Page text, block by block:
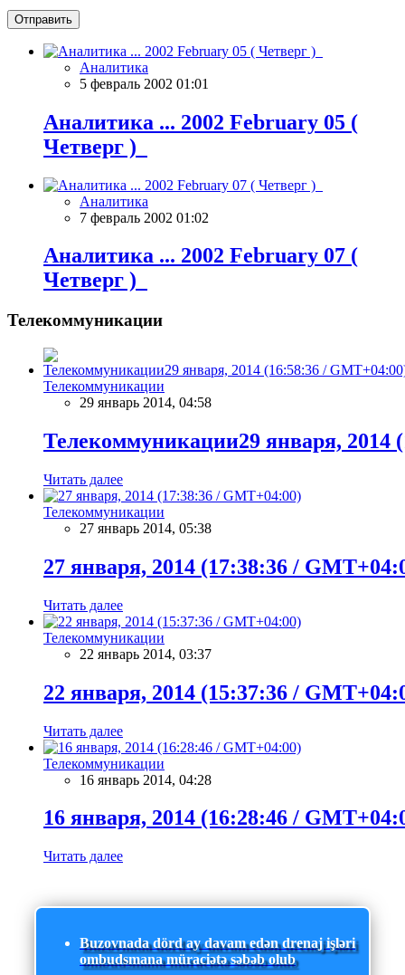
Отправить
Аналитика
5 февраль 2002 01:01
Аналитика ... 2002 February 05 (
Четверг )
Аналитика
7 февраль 2002 01:02
Аналитика ... 2002 February 07 (
Четверг )
Телекоммуникации
Телекоммуникации
29 январь 2014, 04:58
Телекоммуникации29 января, 2014
Читать далее
Телекоммуникации
27 январь 2014, 05:38
27 января, 2014 (17:38:36 /
Читать далее
Телекоммуникации
22 январь 2014, 03:37
22 января, 2014 (15:37:36 /
Читать далее
Телекоммуникации
16 январь 2014, 04:28
16 января, 2014 (16:28:46 /
Читать далее
Buzovnada dörd ay davam edən drenaj işləri
ombudsmana müraciətə səbəb olub